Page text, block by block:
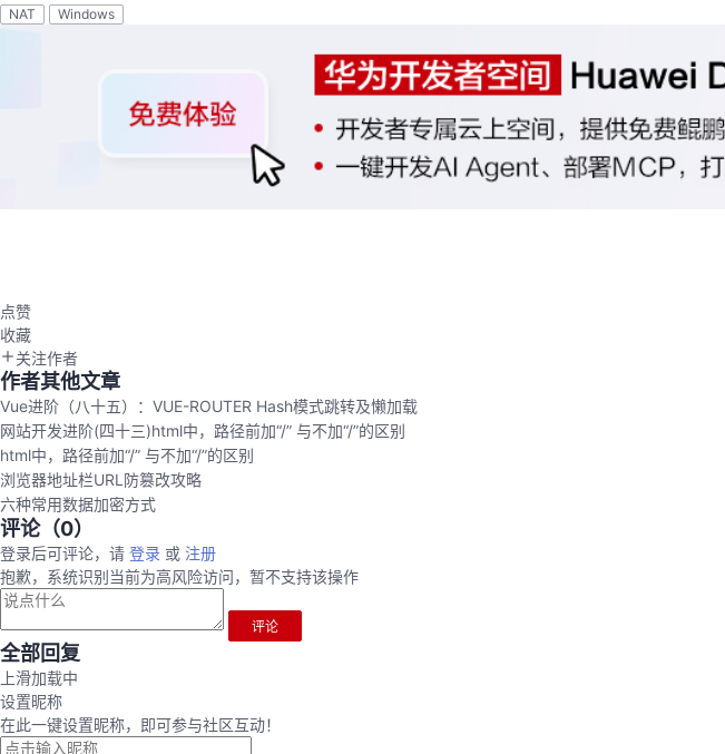
NAT Windows
点赞
收藏
关注作者
作者其他文章
Vue进阶（八十五）：VUE-ROUTER Hash模式跳转及懒加载
网站开发进阶(四十三)html中，路径前加“/” 与不加“/”的区别
html中，路径前加“/” 与不加“/”的区别
浏览器地址栏URL防篡改攻略
六种常用数据加密方式
评论（0）
登录后可评论，请 登录 或 注册
抱歉，系统识别当前为高风险访问，暂不支持该操作
评论
全部回复
上滑加载中
设置昵称
在此一键设置昵称，即可参与社区互动！